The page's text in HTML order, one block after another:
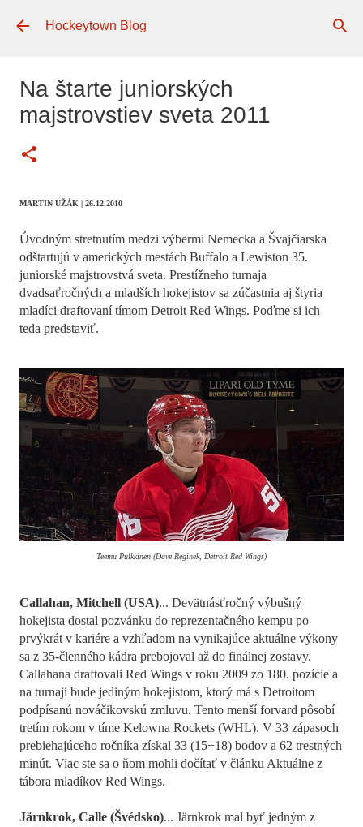
Preskočiť na hlavný obsah
Hockeytown Blog
Na štarte juniorských
majstrovstiev sveta 2011
MARTIN UŽÁK | 26.12.2010
Úvodným stretnutím medzi výbermi Nemecka a Švajčiarska
odštartujú v amerických mestách Buffalo a Lewiston 35.
juniorské majstrovstvá sveta. Prestížneho turnaja
dvadsaťročných a mladších hokejistov sa zúčastnia aj štyria
mladíci draftovaní tímom Detroit Red Wings. Poďme si ich
teda predstaviť.
Teemu Pulkkinen (Dave Reginek, Detroit Red Wings)
Callahan, Mitchell (USA)... Devätnásťročný výbušný
hokejista dostal pozvánku do reprezentačného kempu po
prvýkrát v kariére a vzhľadom na vynikajúce aktuálne výkony
sa z 35-členného kádra prebojoval až do finálnej zostavy.
Callahana draftovali Red Wings v roku 2009 zo 180. pozície a
na turnaji bude jediným hokejistom, ktorý má s Detroitom
podpísanú nováčikovskú zmluvu. Tento menší forvard pôsobí
tretím rokom v tíme Kelowna Rockets (WHL). V 33 zápasoch
prebiehajúceho ročníka získal 33 (15+18) bodov a 62 trestných
minút. Viac ste sa o ňom mohli dočítať v článku Aktuálne z
tábora mladíkov Red Wings.
Järnkrok, Calle (Švédsko)... Järnkrok mal byť jedným z